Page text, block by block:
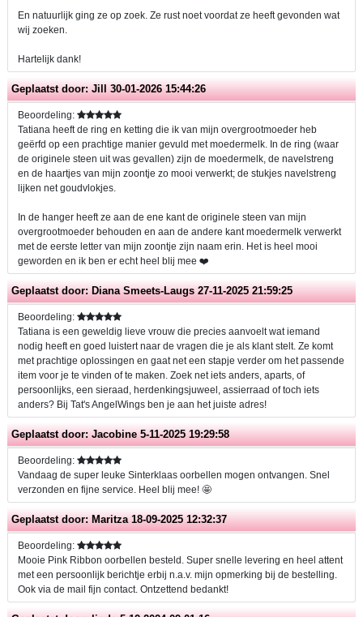
En natuurlijk ging ze op zoek. Ze rust noet voordat ze heeft gevonden wat
wij zoeken.
Hartelijk dank!
Geplaatst door:Jill 30-01-2026 15:44:26
Beoordeling:
Tatiana heeft de ring en ketting die ik van mijn overgrootmoeder heb
geërfd op een prachtige manier gevuld met moedermelk. In de ring (waar
de originele steen uit was gevallen) zijn de moedermelk, de navelstreng
en de haartjes van mijn zoontje zo mooi verwerkt; de stukjes navelstreng
lijken net goudvlokjes.
In de hanger heeft ze aan de ene kant de originele steen van mijn
overgrootmoeder behouden en aan de andere kant moedermelk verwerkt
met de eerste letter van mijn zoontje zijn naam erin. Het is heel mooi
geworden en ik ben er echt heel blij mee ❤️
Geplaatst door:Diana Smeets-Laugs27-11-2025 21:59:25
Beoordeling:
Tatiana is een geweldig lieve vrouw die precies aanvoelt wat iemand
nodig heeft en goed luistert naar de vragen die je als klant stelt. Ze komt
met prachtige oplossingen en gaat net een stapje verder om het passende
item voor je te vinden of te maken. Zoek net iets anders, aparts, of
persoonlijks, een sieraad, herdenkingsjuweel, assierraad of toch iets
anders? Bij Tat's AngelWings ben je aan het juiste adres!
Geplaatst door:Jacobine5-11-2025 19:29:58
Beoordeling:
Vandaag de super leuke Sinterklaas oorbellen mogen ontvangen. Snel
verzonden en fijne service. Heel blij mee! 🤩
Geplaatst door:Maritza 18-09-2025 12:32:37
Beoordeling:
Mooie Pink Ribbon oorbellen besteld. Super snelle levering en heel attent
met een persoonlijk berichtje erbij n.a.v. mijn opmerking bij de bestelling.
Ook via de mail fijn contact. Ontzettend bedankt!